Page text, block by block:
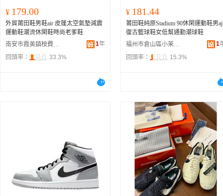
¥ 179.00
外貿莆田鞋男鞋air 皮蓬太空氣墊減震
運動鞋潮流休閑鞋時尚老爹鞋
南安市霞美鎮桉費橘暢貿易商行
1年
回頭率：
33.3%
¥ 181.44
莆田鞋純原Stadium 90休閑運動鞋男aj
復古籃球鞋女低幫通勤潮球鞋
福州市倉山區小茉禮鞋業商行
1
回頭率：
15.3%